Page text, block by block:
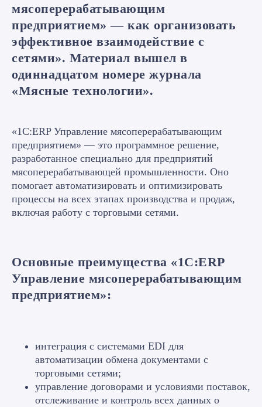
мясоперерабатывающим
предприятием» — как организовать
эффективное взаимодействие с
сетями». Материал вышел в
одиннадцатом номере журнала
«Мясные технологии».
«1С:ERP Управление мясоперерабатывающим
предприятием» — это программное решение,
разработанное специально для предприятий
мясоперерабатывающей промышленности. Оно
помогает автоматизировать и оптимизировать
процессы на всех этапах производства и продаж,
включая работу с торговыми сетями.
Основные преимущества «1С:ERP
Управление мясоперерабатывающим
предприятием»:
интеграция с системами EDI для
автоматизации обмена документами с
торговыми сетями;
управление договорами и условиями поставок,
отслеживание и контроль всех данных о